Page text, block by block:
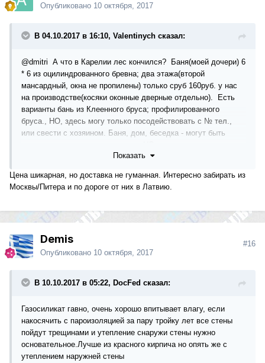
Опубликовано 10 октября, 2017
В 04.10.2017 в 16:10, Valentinych сказал:
@dmitri А что в Карелии лес кончился? Баня(моей дочери) 6
* 6 из оцилиндрованного бревна; два этажа(второй
мансардный, окна не пропилены) только сруб 160руб. у нас
на производстве(косяки оконные дверные отдельно). Есть
варианты бань из Клеенного бруса; профилированного
бруса., НО, здесь могу только посодействовать с № тел.,
или свести с хозяином. Баня, дом, беседка - могут быть
Показать
Цена шикарная, но доставка не гуманная. Интересно забирать из
Москвы/Питера и по дороге от них в Латвию.
Demis
Опубликовано 10 октября, 2017
#16
В 10.10.2017 в 05:22, DocFed сказал:
Газосиликат гавно, очень хорошо впитывает влагу, если
накосячить с пароизоляцией за пару тройку лет все стены
пойдут трещинами и утепление снаружи стены нужно
основательное.Лучше из красного кирпича но опять же с
утеплением наружней стены